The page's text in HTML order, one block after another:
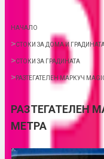
НАЧАЛО
СТОКИ ЗА ДОМА И
СТОКИ ЗА ГРАДИНАТА
РАЗТЕГАТЕЛЕН МАРКУЧ
РАЗТЕГАТЕЛЕН
МЕТРА